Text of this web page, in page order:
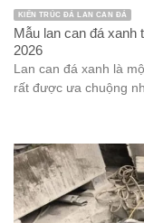
KIẾN TRÚC ĐÁ LAN CAN ĐÁ
Mẫu lan can đá xanh
2026
Lan can đá xanh là
rất được ưa chuộng